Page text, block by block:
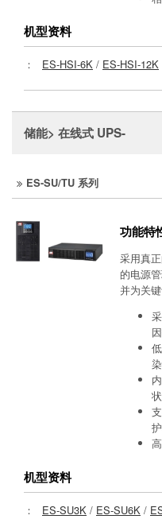
机型资料
： ES-HSI-6K / ES-HSI-12K
储能> 在线式 UPS-
ES-SU/TU 系列
功能特
采用真
的电源
并为关
染
机型资料
： ES-SU3K / ES-SU6K /